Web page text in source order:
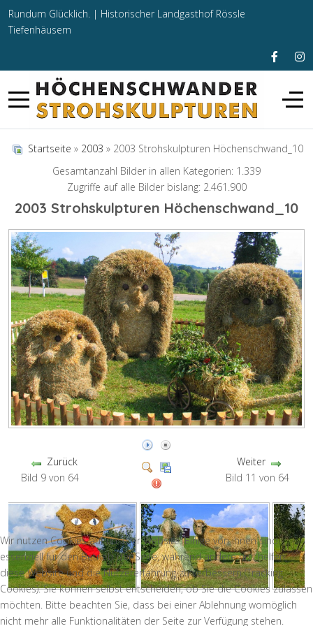
Rundum Glücklich. | Historischer Landgasthof Rössle
Tiefenhäusern
Startseite » 2003 » 2003 Strohskulpturen Höchenschwand_10
Gesamtanzahl Bilder in allen Kategorien: 1.339
Zugriffe auf alle Bilder bislang: 2.461.900
2003 Strohskulpturen Höchenschwand_10
Zurück
Bild 9 von 64
Weiter
Bild 11 von 64
Wir nutzen Cookies auf unserer Website. Einige von ihnen sind
essenziell für den Betrieb der Seite, während andere uns helfen,
diese Website und die Nutzererfahrung zu verbessern (Tracking
Cookies). Sie können selbst entscheiden, ob Sie die Cookies zulassen
möchten. Bitte beachten Sie, dass bei einer Ablehnung womöglich
nicht mehr alle Funktionalitäten der Seite zur Verfügung stehen.